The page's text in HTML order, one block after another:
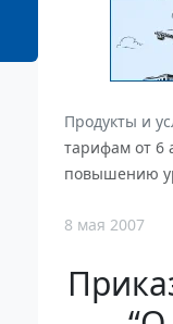
Продукты и
тарифам от 6
повышению
8 мая 2007